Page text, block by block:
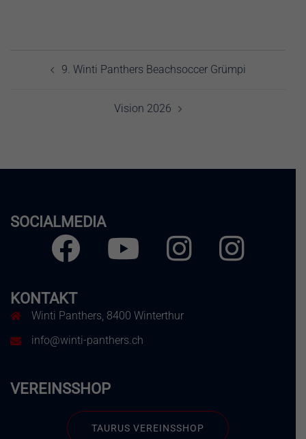
9. Winti Panthers Beachsoccer Grümpi
Vision 2026
SOCIALMEDIA
Facebook Youtube
Instagram
KONTAKT
Winti Panthers, 8400 Winterthur
info@winti-panthers.ch
VEREINSSHOP
TAURUS VEREINSSHOP